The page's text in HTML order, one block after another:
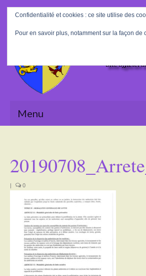
Rechercher
Menu
La Mairie
Le village
Tourisme
Actualités
Activités
Poésie
| 0
Confidentialité et cookies : ce site utilise des
Pour en savoir plus, notamment sur la façon